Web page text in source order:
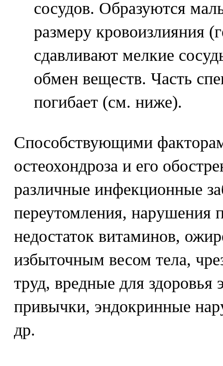
сосудов. Образуются
размеру кровоизлияния
сдавливают мелкие
обмен веществ. Часть
погибает (см. ниже).
Способствующими
остеохондроза и его
различные инфекционные
переутомления, нарушения
недостаток витаминов,
избыточным весом тела,
труд, вредные для здоровья
привычки, эндокринные
др.